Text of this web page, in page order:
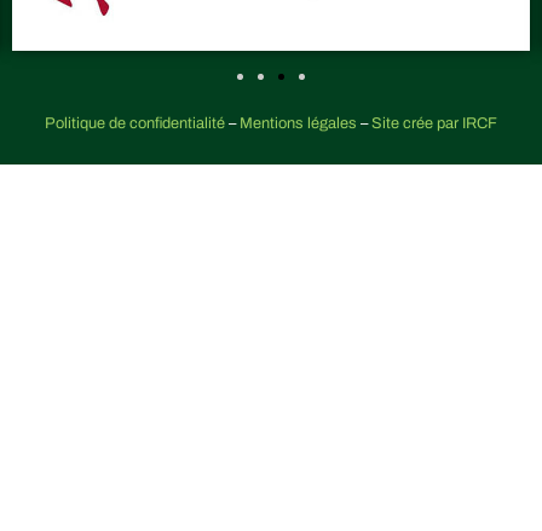
Politique de confidentialité – Mentions légales –Site crée par IRCF